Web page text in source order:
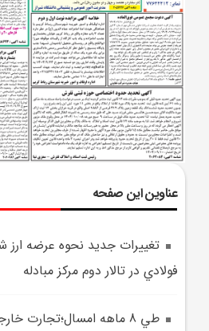
عناوین این صفحه
تغييرات جديد نحوه عرضه
فولادي در تالار دوم مرکز مبادله